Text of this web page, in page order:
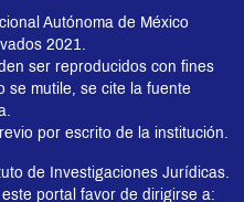
Autónoma de México
2021.
ser reproducidos con fines
se mutile, se cite la fuente
por escrito de la institución.
de Investigaciones Jurídicas.
portal favor de dirigirse a: